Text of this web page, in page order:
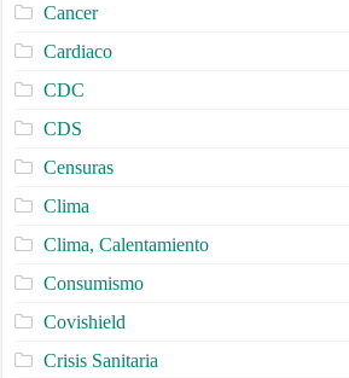
Cancer
Cardiaco
CDC
CDS
Censuras
Clima
Clima, Calentamiento
Consumismo
Covishield
Crisis Sanitaria